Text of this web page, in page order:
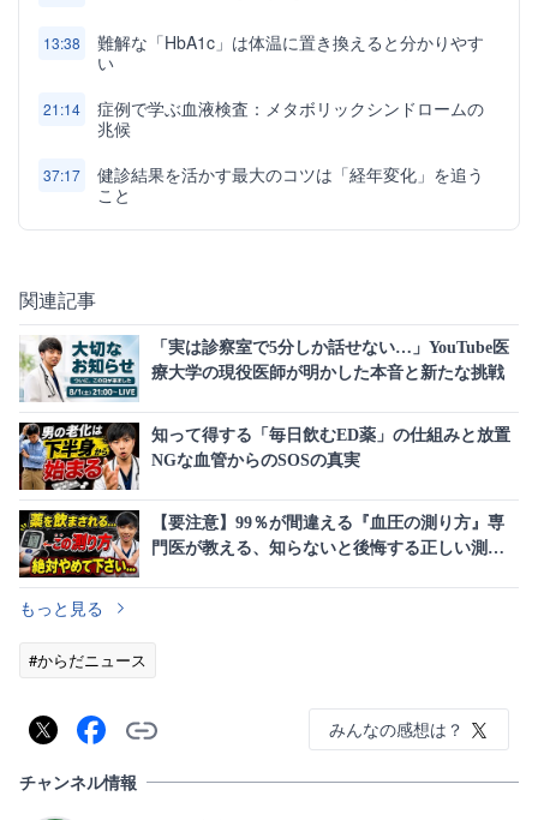
13:38
難解な「HbA1c」は体温に置き換えると分かりやす
い
21:14
症例で学ぶ血液検査：メタボリックシンドロームの
兆候
37:17
健診結果を活かす最大のコツは「経年変化」を追う
こと
関連記事
「実は診察室で5分しか話せない…」YouTube医
療大学の現役医師が明かした本音と新たな挑戦
知って得する「毎日飲むED薬」の仕組みと放置
NGな血管からのSOSの真実
【要注意】99％が間違える『血圧の測り方』専
門医が教える、知らないと後悔する正しい測定
もっと見る
#からだニュース
みんなの感想は？
チャンネル情報